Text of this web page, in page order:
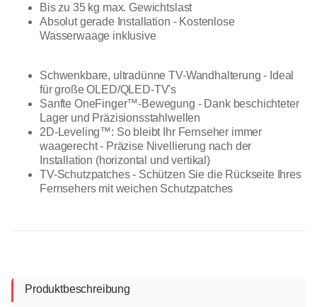
Bis zu 35 kg max. Gewichtslast
Absolut gerade Installation - Kostenlose
Wasserwaage inklusive
Schwenkbare, ultradünne TV-Wandhalterung - Ideal
für große OLED/QLED-TV's
Sanfte OneFinger™-Bewegung - Dank beschichteter
Lager und Präzisionsstahlwellen
2D-Leveling™: So bleibt Ihr Fernseher immer
waagerecht - Präzise Nivellierung nach der
Installation (horizontal und vertikal)
TV-Schutzpatches - Schützen Sie die Rückseite Ihres
Fernsehers mit weichen Schutzpatches
Produktbeschreibung